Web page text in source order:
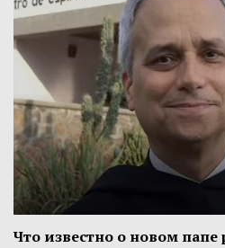
Что известно о новом